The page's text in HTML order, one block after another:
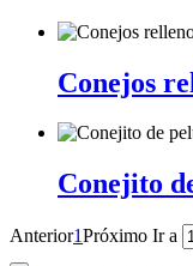
Conejos
Conejito
Anterior1Próximo Ir a